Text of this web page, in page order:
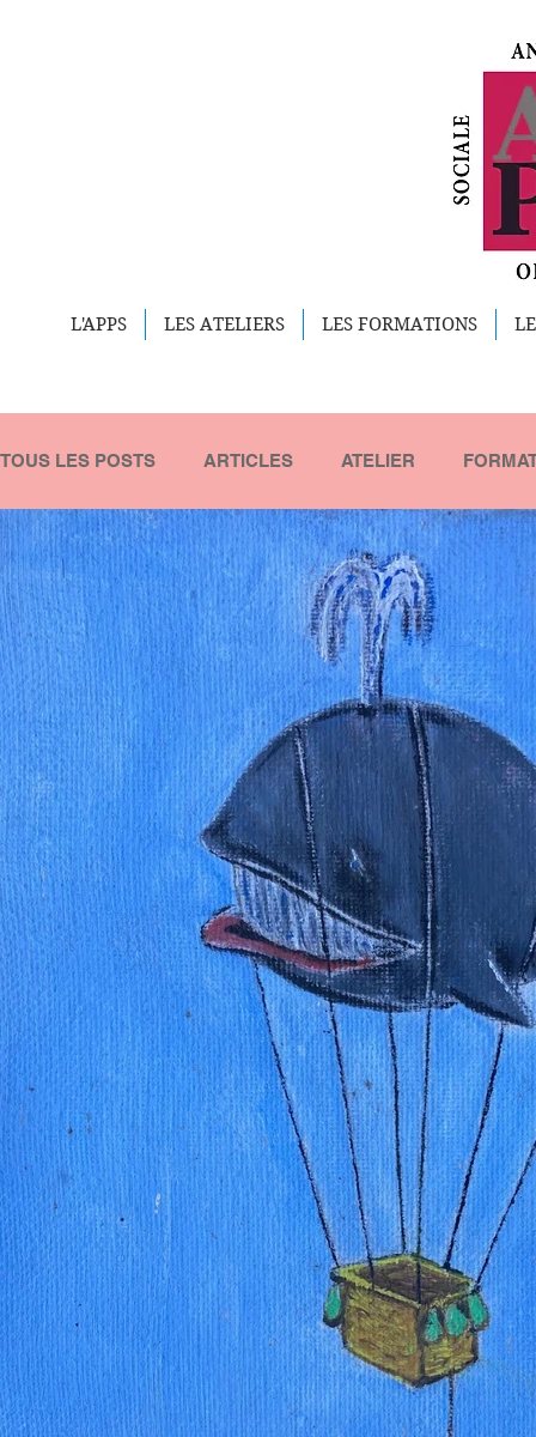
L'APPS LES ATELIERS LES FORMATIONS
TOUS LES POSTS ARTICLES ATELIER
TRAVAUX DE RECHERCHE CONFERENCE